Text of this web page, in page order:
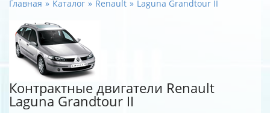
Главная Каталог Renault Laguna Grandtour II
Контрактные двигатели Renault
Laguna Grandtour II